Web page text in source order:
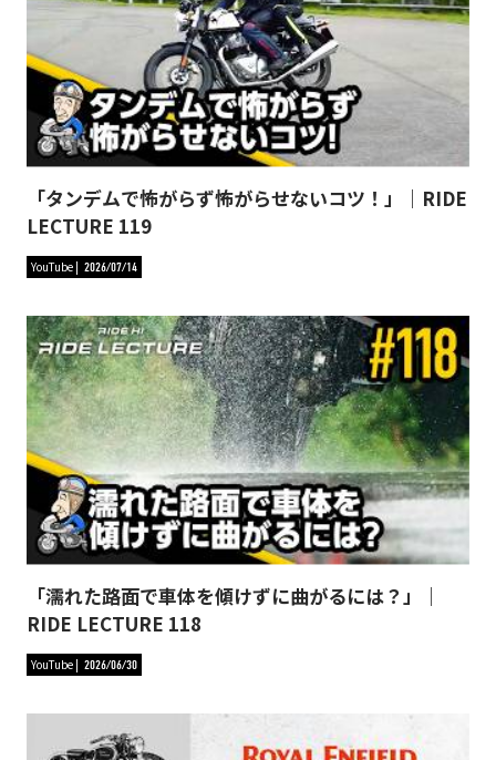
「タンデムで怖がらず怖がらせないコツ！」｜RIDE
LECTURE 119
YouTube 2026/07/14
「濡れた路面で車体を傾けずに曲がるには？」｜
RIDE LECTURE 118
YouTube 2026/06/30